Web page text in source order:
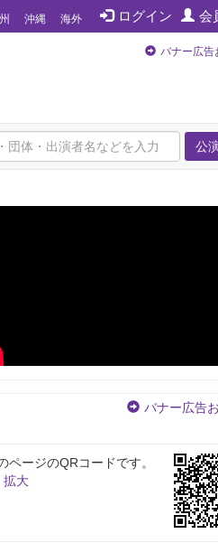
ログイン 会
沖縄 海外
バナー広告
公
バナー広告
ページのQRコードです。
拡大